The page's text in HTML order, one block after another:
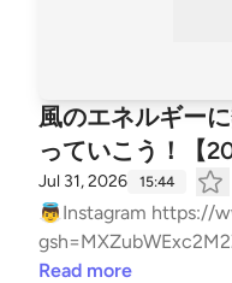
風のエネルギー
っていこう！【
Jul 31, 2026 15:44
👼Instagram https://
=qr 🎴公式LINE｜メールレター https://lin.ee/QeTuDx
Read more